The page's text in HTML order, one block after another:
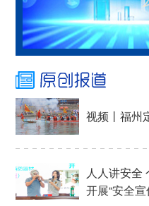
视频丨福州
人人讲安全
开展“安全